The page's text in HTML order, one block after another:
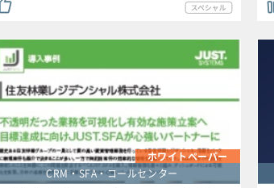
ホワイトペーパー
CRM・SFA・コールセンター